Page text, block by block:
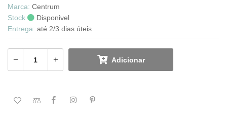
Marca: Centrum
Stock
Disponivel
Entrega: até 2/3 dias úteis
Adicionar